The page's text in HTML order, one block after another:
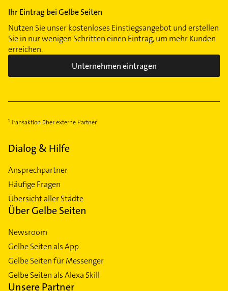
Ihr Eintrag bei Gelbe Seiten
Nutzen Sie unser kostenloses Einstiegsangebot und erstellen
Sie in nur wenigen Schritten einen Eintrag, um mehr Kunden
erreichen.
Unternehmen eintragen
Transaktion über externe Partner
Dialog & Hilfe
Ansprechpartner
Häufige Fragen
Übersicht aller Städte
Über Gelbe Seiten
Newsroom
Gelbe Seiten als App
Gelbe Seiten für Messenger
Gelbe Seiten als Alexa Skill
Unsere Partner